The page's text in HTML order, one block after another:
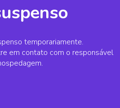
temporariamente.
em contato com o responsável